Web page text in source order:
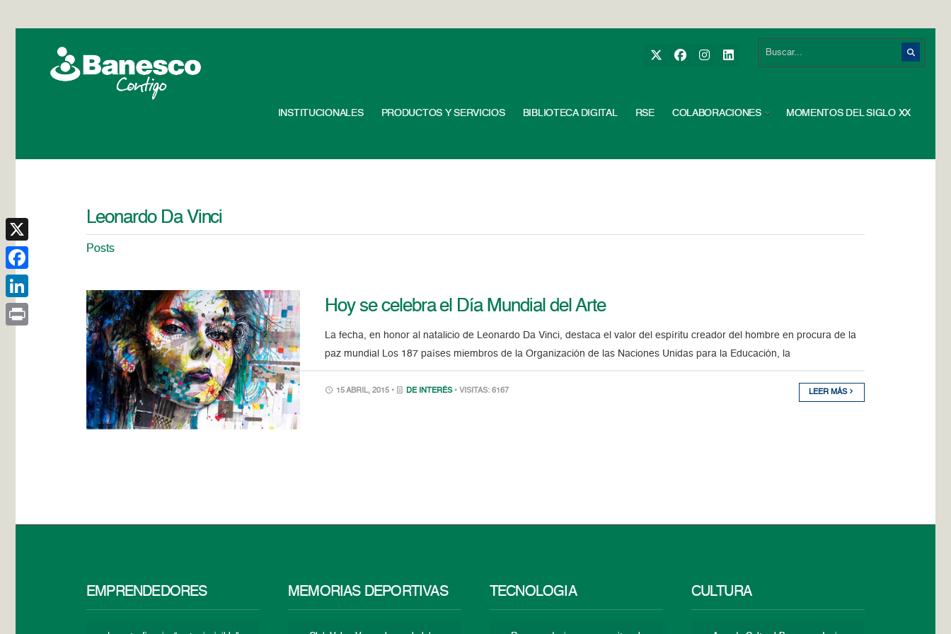
INSTITUCIONALES PRODUCTOS Y SERVICIOS BIBLIOTECA DIGITAL RSE COLABORACIONES MOMENTOS DEL SIGLO XX
Leonardo Da Vinci
Posts
Hoy se celebra el Día Mundial del Arte
La fecha, en honor al natalicio de Leonardo Da Vinci, destaca el valor del espíritu creador del hombre en procura de la
paz mundial Los 187 países miembros de la Organización de las Naciones Unidas para la Educación, la
15 ABRIL, 2015 • DE INTERÉS • VISITAS: 6167 LEER MÁS
EMPRENDEDORES MEMORIAS DEPORTIVAS TECNOLOGÍA CULTURA
X
Facebook
LinkedIn